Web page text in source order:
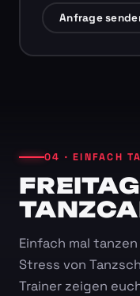
Anfrage
04 · EINFACH
Einfach mal
Stress von
Trainer zeigen